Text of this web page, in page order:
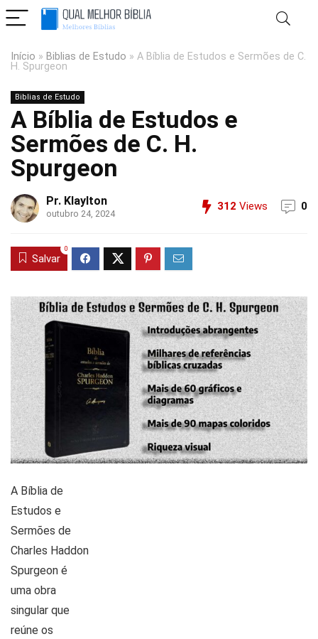
Início » Biblias de Estudo » A Bíblia de Estudos e Sermões de C.
H. Spurgeon
Biblias de Estudo
A Bíblia de Estudos e
Sermões de C. H.
Spurgeon
Pr. Klaylton
outubro 24, 2024
312 Views 0
Salvar
0
A Bíblia de
Estudos e
Sermões de
Charles Haddon
Spurgeon é
uma obra
singular que
reúne os